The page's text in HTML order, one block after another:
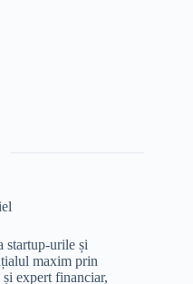
startup-urile și
maxim prin
expert financiar,